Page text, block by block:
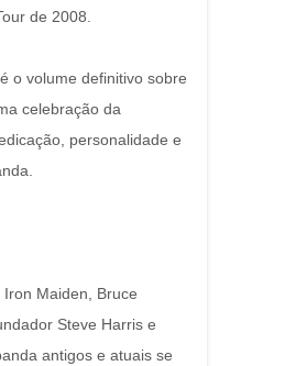
de 2008.
o volume definitivo sobre
celebração da
personalidade e
Maiden, Bruce
Steve Harris e
antigos e atuais se